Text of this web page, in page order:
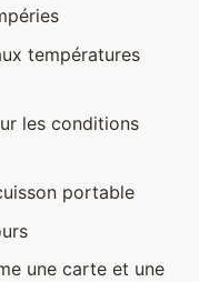
températures
les conditions
portable
une carte et une